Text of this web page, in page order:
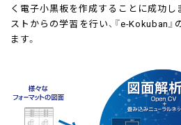
く電子小黒板を作成することに成功し
ストからの学習を行い、『e-Kokuban
ます。